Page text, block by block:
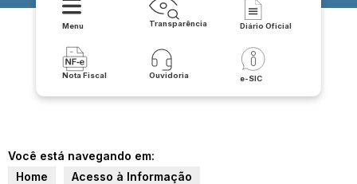
Menu Transparência Diário Oficial
Nota Fiscal Ouvidoria e-SIC
Você está navegando em:
Home
Acesso à Informação